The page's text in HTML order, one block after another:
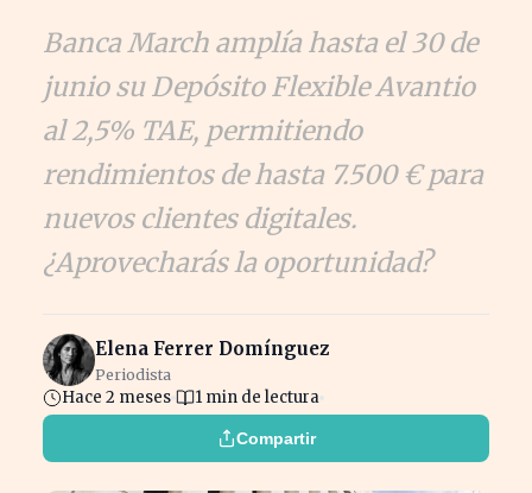
Banca March amplía hasta el 30 de
junio su Depósito Flexible Avantio
al 2,5% TAE, permitiendo
rendimientos de hasta 7.500 € para
nuevos clientes digitales.
¿Aprovecharás la oportunidad?
Elena Ferrer Domínguez
Periodista
Hace 2 meses 1 min de lectura
Compartir